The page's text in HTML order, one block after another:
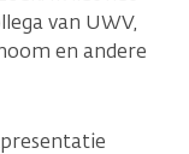
van UWV,
en andere